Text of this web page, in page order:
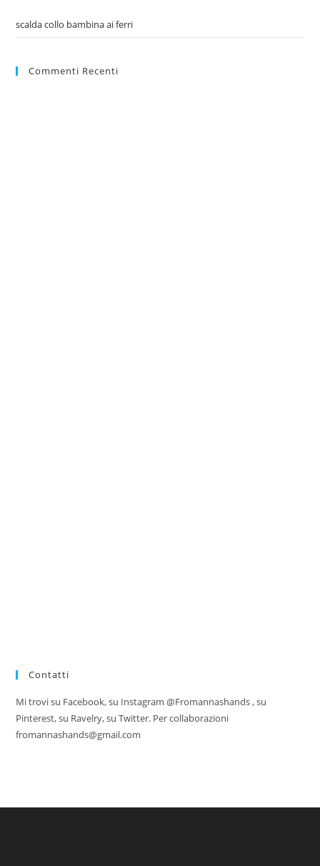
scalda collo bambina ai ferri
Commenti Recenti
Contatti
Mi trovi su Facebook, su Instagram @Fromannashands , su
Pinterest, su Ravelry, su Twitter. Per collaborazioni
fromannashands@gmail.com